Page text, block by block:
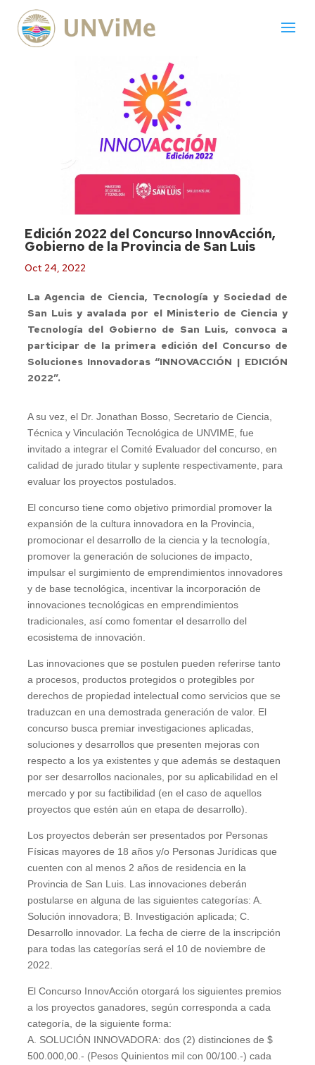
Edición 2022 del Concurso InnovAcción,
Gobierno de la Provincia de San Luis
Oct 24, 2022
La Agencia de Ciencia, Tecnología y Sociedad de
San Luis y avalada por el Ministerio de Ciencia y
Tecnología del Gobierno de San Luis, convoca a
participar de la primera edición del Concurso de
Soluciones Innovadoras “INNOVACCIÓN | EDICIÓN
2022”.
A su vez, el Dr. Jonathan Bosso, Secretario de Ciencia,
Técnica y Vinculación Tecnológica de UNVIME, fue
invitado a integrar el Comité Evaluador del concurso, en
calidad de jurado titular y suplente respectivamente, para
evaluar los proyectos postulados.
El concurso tiene como objetivo primordial promover la
expansión de la cultura innovadora en la Provincia,
promocionar el desarrollo de la ciencia y la tecnología,
promover la generación de soluciones de impacto,
impulsar el surgimiento de emprendimientos innovadores
y de base tecnológica, incentivar la incorporación de
innovaciones tecnológicas en emprendimientos
tradicionales, así como fomentar el desarrollo del
ecosistema de innovación.
Las innovaciones que se postulen pueden referirse tanto
a procesos, productos protegidos o protegibles por
derechos de propiedad intelectual como servicios que se
traduzcan en una demostrada generación de valor. El
concurso busca premiar investigaciones aplicadas,
soluciones y desarrollos que presenten mejoras con
respecto a los ya existentes y que además se destaquen
por ser desarrollos nacionales, por su aplicabilidad en el
mercado y por su factibilidad (en el caso de aquellos
proyectos que estén aún en etapa de desarrollo).
Los proyectos deberán ser presentados por Personas
Físicas mayores de 18 años y/o Personas Jurídicas que
cuenten con al menos 2 años de residencia en la
Provincia de San Luis. Las innovaciones deberán
postularse en alguna de las siguientes categorías: A.
Solución innovadora; B. Investigación aplicada; C.
Desarrollo innovador. La fecha de cierre de la inscripción
para todas las categorías será el 10 de noviembre de
2022.
El Concurso InnovAcción otorgará los siguientes premios
a los proyectos ganadores, según corresponda a cada
categoría, de la siguiente forma:
A. SOLUCIÓN INNOVADORA: dos (2) distinciones de $
500.000,00.- (Pesos Quinientos mil con 00/100.-) cada